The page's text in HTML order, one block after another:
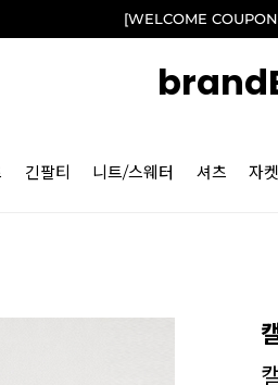
[WELCOME
긴팔티 니트/스웨터 셔츠 자